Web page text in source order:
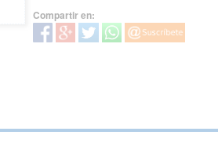
Compartir en: